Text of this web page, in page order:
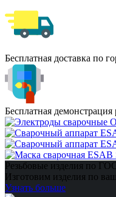
Бесплатная доставка по
Бесплатная
Резьбовые изделия по
Изготовим изделия по
Узнать больше